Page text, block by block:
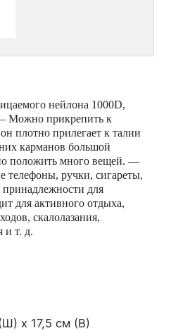
нейлона 1000D,
Можно прикрепить к
плотно прилегает к талии
карманов большой
положить много вещей. —
ручки, сигареты,
для
для активного отдыха,
скалолазания,
и т. д.
x 17,5 см (В)